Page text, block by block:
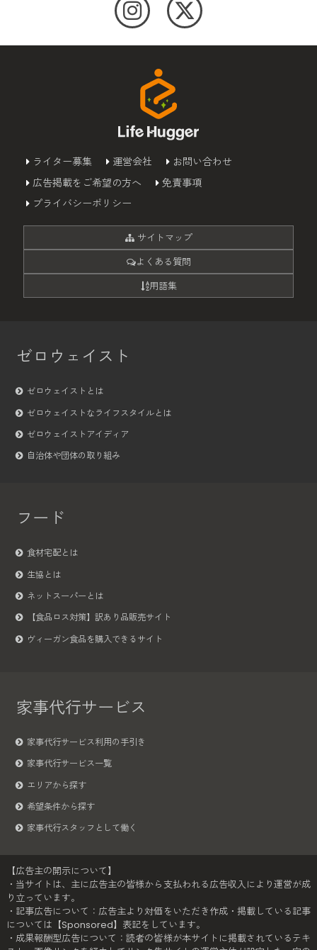
ライター募集 運営会社
お問い合わせ
広告掲載をご希望の方へ
免責事項
プライバシーポリシー
サイトマップ
よくある質問
用語集
ゼロウェイスト
ゼロウェイストとは
ゼロウェイストなライフスタイルとは
ゼロウェイストアイディア
自治体や団体の取り組み
フード
食材宅配とは
生協とは
ネットスーパーとは
【食品ロス対策】訳あり品販売サイト
ヴィーガン食品を購入できるサイト
家事代行サービス
家事代行サービス利用の手引き
家事代行サービス一覧
エリアから探す
希望条件から探す
家事代行スタッフとして働く
【広告主の開示について】
・当サイトは、主に広告主の皆様から支払われる広告収入により運営が成
り立っています。
・記事広告について：広告主より対価をいただき作成・掲載している記事
については【Sponsored】表記をしています。
・成果報酬型広告について：読者の皆様が本サイトに掲載されているテキ